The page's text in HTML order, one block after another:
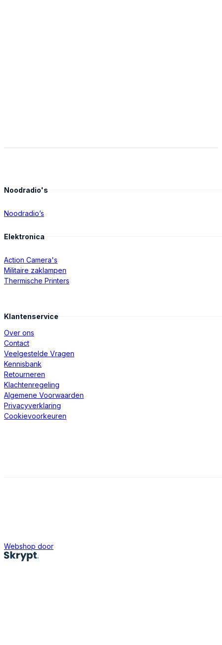
Noodradio's
Noodradio’s
Elektronica
Action Camera's
Militaire zaklampen
Thermische Printers
Klantenservice
Over ons
Contact
Veelgestelde Vragen
Kennisbank
Retourneren
Klachtenregeling
Algemene Voorwaarden
Privacyverklaring
Cookievoorkeuren
Webshop door